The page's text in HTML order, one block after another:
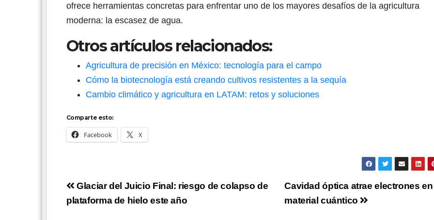
ofrece herramientas concretas para enfrentar uno de los mayores desafíos de la agricultura
moderna: la escasez de agua.
Otros artículos relacionados:
Agricultura de precisión en México: tecnología para el campo
Cómo la biotecnología está creando cultivos resistentes a la sequía
Cambio climático y agricultura en LATAM: retos y soluciones
Comparte esto:
Facebook X
Navegación
de
Cavidad óptica atrae electrones en
material cuántico
Glaciar del Juicio Final: riesgo de colapso de
plataforma de hielo este año